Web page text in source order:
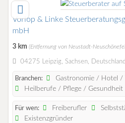
Vorlop & Linke
mbH
3 km (Entfernung von Neustadt-
04275 Leipzig, Sachsen, Deutschland
Branchen: Gastronomie / Hotel /
Heilberufe / Pflege / Gesundheit
Für wen: Freiberufler
Existenzgründer